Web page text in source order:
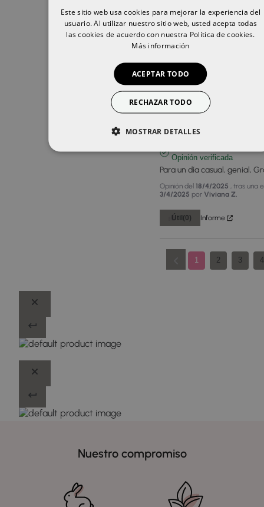
5
Opinión verificada
Hidrata muvho y da
26/11/2025
3/11/2025
M. Carmen S.
Útil(0) Informe
Opinión verificada
Para un día casual, genial,
Opinión del 18/4/2025 , tras una
3/4/2025 por Viviana Z.
Útil (0) Informe
1 2 3 4
Nuestro compromiso
SPANISH
ENGLISH
Este sitio web usa cookies para mejorar la experiencia del
usuario. Al utilizar nuestro sitio web, usted acepta todas
las cookies de acuerdo con nuestra Política de cookies.
Más información
ACEPTAR TODO
RECHAZAR TODO
MOSTRAR DETALLES